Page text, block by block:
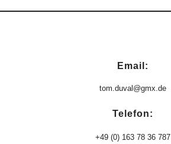
Email:
tom.duval@gmx.de
Telefon:
+49 (0) 163 78 36 787